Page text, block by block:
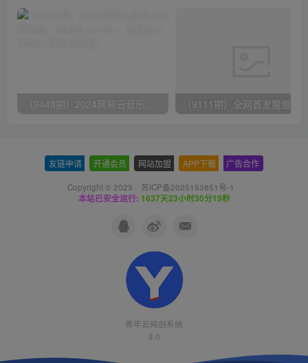
友链申请 开通会员 网站加盟 APP下载 广告合作
Copyright © 2023 · 苏ICP备2025153851号-1 ·
本站已安全运行: 1637天23小时30分19秒
青年云网创系统
3.0